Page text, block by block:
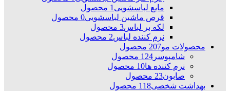
مایع لباسشویی1 محصول
قرص ماشین لباسشویی0 محصول
لکه بر لباس3 محصول
نرم کننده لباس2 محصول
محصولات مو207 محصول
شامپوسر 124 محصول
نرم کننده ها10 محصول
صابون23 محصول
بهداشت شخصی118 محصول